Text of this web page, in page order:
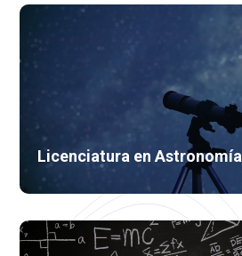
Licenciatura en Astronomía